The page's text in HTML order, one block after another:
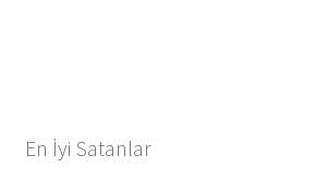
En İyi Satanlar